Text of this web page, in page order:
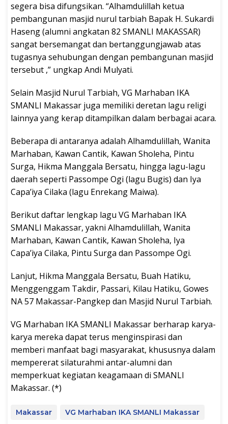
segera bisa difungsikan. “Alhamdulillah ketua
pembangunan masjid nurul tarbiah Bapak H. Sukardi
Haseng (alumni angkatan 82 SMANLI MAKASSAR)
sangat bersemangat dan bertanggungjawab atas
tugasnya sehubungan dengan pembangunan masjid
tersebut ,” ungkap Andi Mulyati.
Selain Masjid Nurul Tarbiah, VG Marhaban IKA
SMANLI Makassar juga memiliki deretan lagu religi
lainnya yang kerap ditampilkan dalam berbagai acara.
Beberapa di antaranya adalah Alhamdulillah, Wanita
Marhaban, Kawan Cantik, Kawan Sholeha, Pintu
Surga, Hikma Manggala Bersatu, hingga lagu-lagu
daerah seperti Passompe Ogi (lagu Bugis) dan Iya
Capa’iya Cilaka (lagu Enrekang Maiwa).
Berikut daftar lengkap lagu VG Marhaban IKA
SMANLI Makassar, yakni Alhamdulillah, Wanita
Marhaban, Kawan Cantik, Kawan Sholeha, Iya
Capa’iya Cilaka, Pintu Surga dan Passompe Ogi.
Lanjut, Hikma Manggala Bersatu, Buah Hatiku,
Menggenggam Takdir, Passari, Kilau Hatiku, Gowes
NA 57 Makassar-Pangkep dan Masjid Nurul Tarbiah.
VG Marhaban IKA SMANLI Makassar berharap karya-
karya mereka dapat terus menginspirasi dan
memberi manfaat bagi masyarakat, khususnya dalam
mempererat silaturahmi antar-alumni dan
memperkuat kegiatan keagamaan di SMANLI
Makassar. (*)
Makassar VG Marhaban IKA SMANLI Makassar